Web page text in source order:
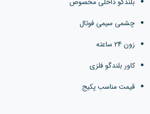
چشمی سیمی فوتال
زون 24 ساعته
کاور بلندگو فلزی
قیمت مناسب پکیج